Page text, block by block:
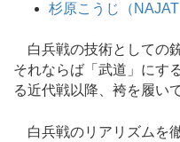
杉原こうじ（
白兵戦の技術としての
それならば「武道」にす
る近代戦以降、袴を履い
白兵戦のリアリズムを